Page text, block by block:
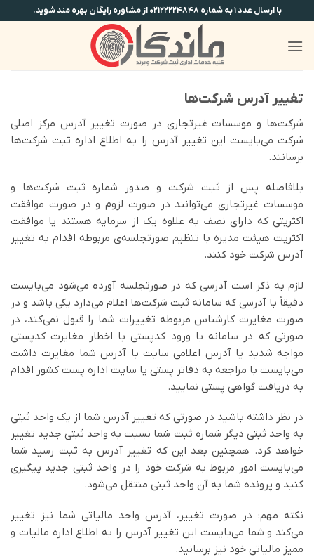
to
content
با ارسال عدد ۱ به شماره ۰۲۱۲۲۲۲۴۸۴۸ از مشاوره رایگان بهره مند شوید.
تغییر آدرس شرکت‌ها
شرکت‌ها و موسسات غیرتجاری در صورت تغییر آدرس مرکز اصلی
شرکت می‌بایست این تغییر آدرس را به اطلاع اداره ثبت شرکت‌ها
برسانند.
بلافاصله پس از ثبت شرکت و صدور شماره ثبت شرکت‌ها و
موسسات غیرتجاری می‌توانند در صورت لزوم و در صورت موافقت
اکثریتی که دارای نصف به علاوه یک از سرمایه هستند یا موافقت
اکثریت هیئت مدیره با تنظیم صورتجلسه‌ی مربوطه اقدام به تغییر
آدرس شرکت خود کنند.
لازم به ذکر است آدرسی که در صورتجلسه آورده می‌شود می‌بایست
دقیقاً با آدرسی که سامانه ثبت شرکت‌ها اعلام می‌دارد یکی باشد و در
صورت مغایرت کارشناس مربوطه تغییرات شما را قبول نمی‌کند، در
صورتی که در سامانه با ورود کدپستی با اخطار مغایرت کدپستی
مواجه شدید یا آدرس اعلامی سایت با آدرس شما مغایرت داشت
می‌بایست با مراجعه به دفاتر پستی یا سایت اداره پست کشور اقدام
به دریافت گواهی پستی نمایید.
در نظر داشته باشید در صورتی که تغییر آدرس شما از یک واحد ثبتی
به واحد ثبتی دیگر شماره ثبت شما نسبت به واحد ثبتی جدید تغییر
خواهد کرد. همچنین بعد این که تغییر آدرس به ثبت رسید شما
می‌بایست امور مربوط به شرکت خود را در واحد ثبتی جدید پیگیری
کنید و پرونده شما به آن واحد ثبنی منتقل می‌شود.
نکته مهم: در صورت تغییر، آدرس واحد مالیاتی شما نیز تغییر
می‌کند و شما می‌بایست این تغییر آدرس را به اطلاع اداره مالیات و
ممیز مالیاتی خود نیز برسانید.